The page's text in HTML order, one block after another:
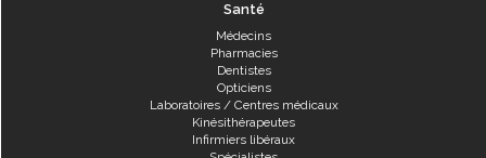
Santé
Médecins
Pharmacies
Dentistes
Opticiens
Laboratoires / Centres médicaux
Kinésithérapeutes
Infirmiers libéraux